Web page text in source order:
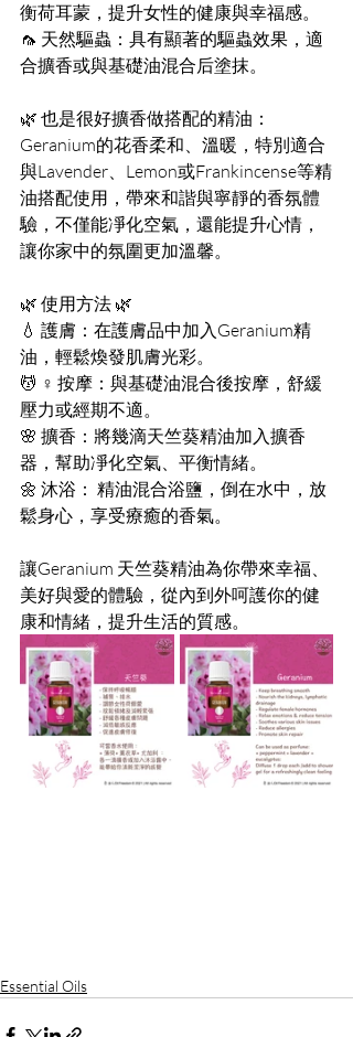
衡荷耳蒙，提升女性的健康與幸福感。
🦟 天然驅蟲：具有顯著的驅蟲效果，適
合擴香或與基礎油混合后塗抹。
🌿 也是很好擴香做搭配的精油：
Geranium的花香柔和、溫暖，特別適合
與Lavender、Lemon或Frankincense等精
油搭配使用，帶來和諧與寧靜的香氛體
驗，不僅能凈化空氣，還能提升心情，
讓你家中的氛圍更加溫馨。
🌿 使用方法 🌿
💧 護膚：在護膚品中加入Geranium精
油，輕鬆煥發肌膚光彩。
💆 ♀️ 按摩：與基礎油混合後按摩，舒緩
壓力或經期不適。
🌸 擴香：將幾滴天竺葵精油加入擴香
器，幫助凈化空氣、平衡情緒。
🌼 沐浴： 精油混合浴鹽，倒在水中，放
鬆身心，享受療癒的香氣。
讓Geranium 天竺葵精油為你帶來幸福、
美好與愛的體驗，從內到外呵護你的健
康和情緒，提升生活的質感。
Essential Oils